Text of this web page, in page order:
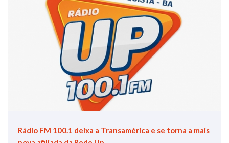
Rádio FM 100.1 deixa a Transamérica e se torna a mais